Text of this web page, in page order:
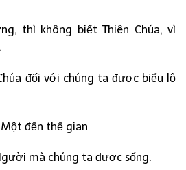
thì không biết Thiên Chúa, vì
đối với chúng ta được biểu lộ
Một đến thế gian
mà chúng ta được sống.